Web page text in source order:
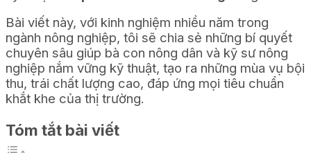
Bài viết này, với kinh nghiệm nhiều năm trong
ngành nông nghiệp, tôi sẽ chia sẻ những bí quyết
chuyên sâu giúp bà con nông dân và kỹ sư nông
nghiệp nắm vững kỹ thuật, tạo ra những mùa vụ bội
thu, trái chất lượng cao, đáp ứng mọi tiêu chuẩn
khắt khe của thị trường.
Tóm tắt bài viết